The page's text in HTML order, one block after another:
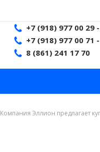
+7 (918) 977 00 29
+7 (918) 977 00
8 (861) 241 17 70
Компания Эллион предлагает